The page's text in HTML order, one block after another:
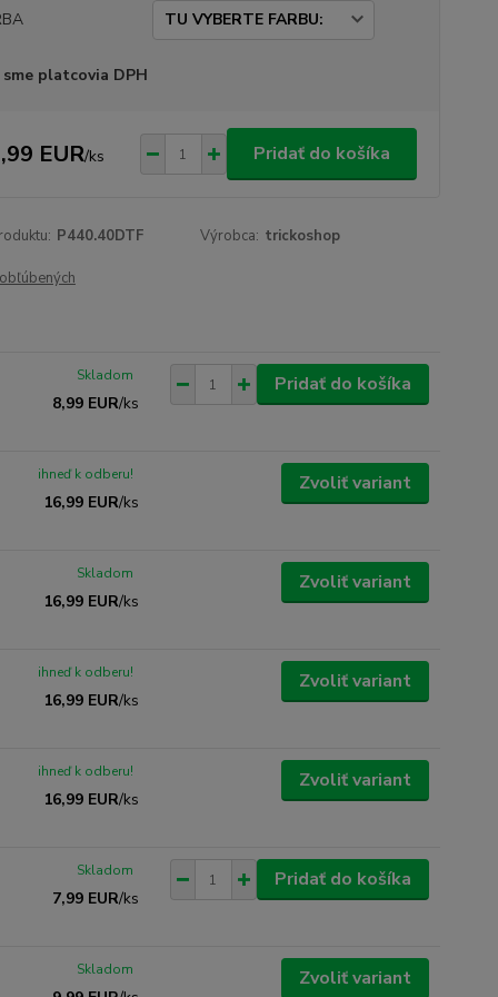
sme platcovia DPH
EUR/ks Pridať do košíka
P440.40DTF Výrobca: trickoshop
8,99 EUR/ks
Skladom Pridať do košíka
16,99 EUR/ks
ihneď k odberu! Zvoliť variant
16,99 EUR/ks
Skladom Zvoliť variant
16,99 EUR/ks
ihneď k odberu! Zvoliť variant
16,99 EUR/ks
ihneď k odberu! Zvoliť variant
7,99 EUR/ks
Skladom Pridať do košíka
Skladom Zvoliť variant